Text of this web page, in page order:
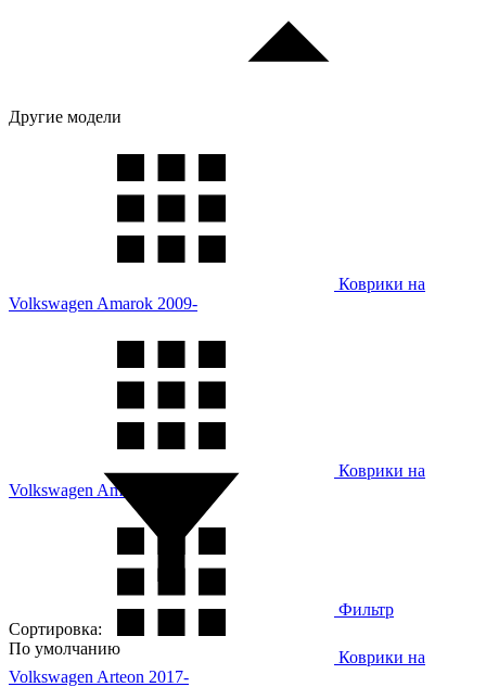
Другие модели
Коврики на
Volkswagen Amarok 2009-
Коврики на
Volkswagen Amarok 2022-
Коврики на
Volkswagen Arteon 2017-
Фильтр
Сортировка:
По умолчанию